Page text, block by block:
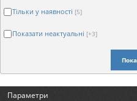
Тільки у наявності [5]
Показати неактуальні [+3]
Параметри